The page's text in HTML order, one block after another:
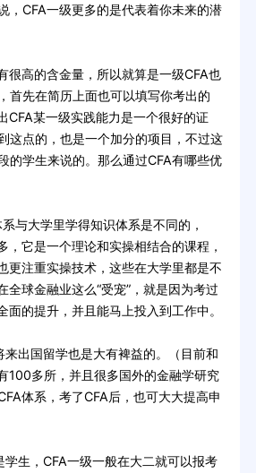
CFA一级更多的是代表着你未来的潜
高的含金量，所以就算是一级CFA也
首先在简历上面也可以填写你考出的
CFA某一级实践能力是一个很好的证
这点的，也是一个加分的项目，不过这
的学生来说的。那么通过CFA有哪些优
大学里学得知识体系是不同的，
，它是一个理论和实操相结合的课程，
更注重实操技术，这些在大学里都是不
全球金融业这么“受宠”，就是因为考过
面的提升，并且能马上投入到工作中。
出国留学也是大有裨益的。（目前和
100多所，并且很多国外的金融学研究
体系，考了CFA后，也可大大提高申
生，CFA一级一般在大二就可以报考